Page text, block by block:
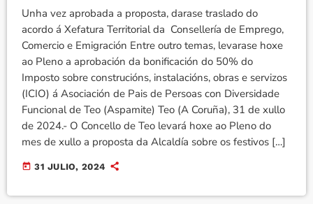
Unha vez aprobada a proposta, darase traslado do
acordo á Xefatura Territorial da Consellería de Emprego,
Comercio e Emigración Entre outro temas, levarase hoxe
ao Pleno a aprobación da bonificación do 50% do
Imposto sobre construcións, instalacións, obras e servizos
(ICIO) á Asociación de Pais de Persoas con Diversidade
Funcional de Teo (Aspamite) Teo (A Coruña), 31 de xullo
de 2024.- O Concello de Teo levará hoxe ao Pleno do
mes de xullo a proposta da Alcaldía sobre os festivos […]
today 31 JULIO, 2024